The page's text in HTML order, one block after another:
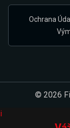
Ochrana
© 2026
i